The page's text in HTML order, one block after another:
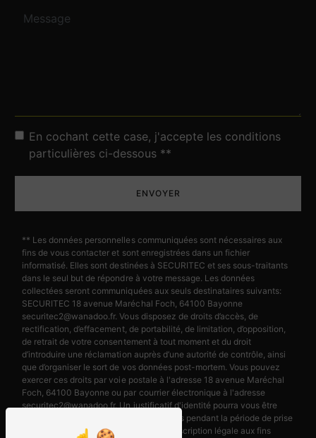
En cochant cette case, j'accepte les conditions
particulières ci-dessous **
ENVOYER
** Les données personnelles communiquées sont nécessaires aux
fins de vous contacter et sont enregistrées dans un fichier
informatisé. Elles sont destinées à SECURITEC et ses sous-traitants
dans le seul but de répondre à votre message. Les données
collectées seront communiquées aux seuls destinataires suivants:
SECURITEC 18 avenue Maréchal Foch, 64100 Bayonne
securitec2@wanadoo.fr. Vous disposez de droits d’accès, de
rectification, d’effacement, de portabilité, de limitation, d’opposition,
de retrait de votre consentement à tout moment et du droit
d’introduire une réclamation auprès d’une autorité de contrôle, ainsi
que d’organiser le sort de vos données post-mortem. Vous pouvez
exercer ces droits par voie postale à l'adresse 18 avenue Maréchal
Foch, 64100 Bayonne ou par courrier électronique à l'adresse
securitec2@wanadoo.fr. Un justificatif d'identité pourra vous être
demandé. Nous conservons vos données pendant la période de prise
de contact puis pendant la durée de prescription légale aux fins